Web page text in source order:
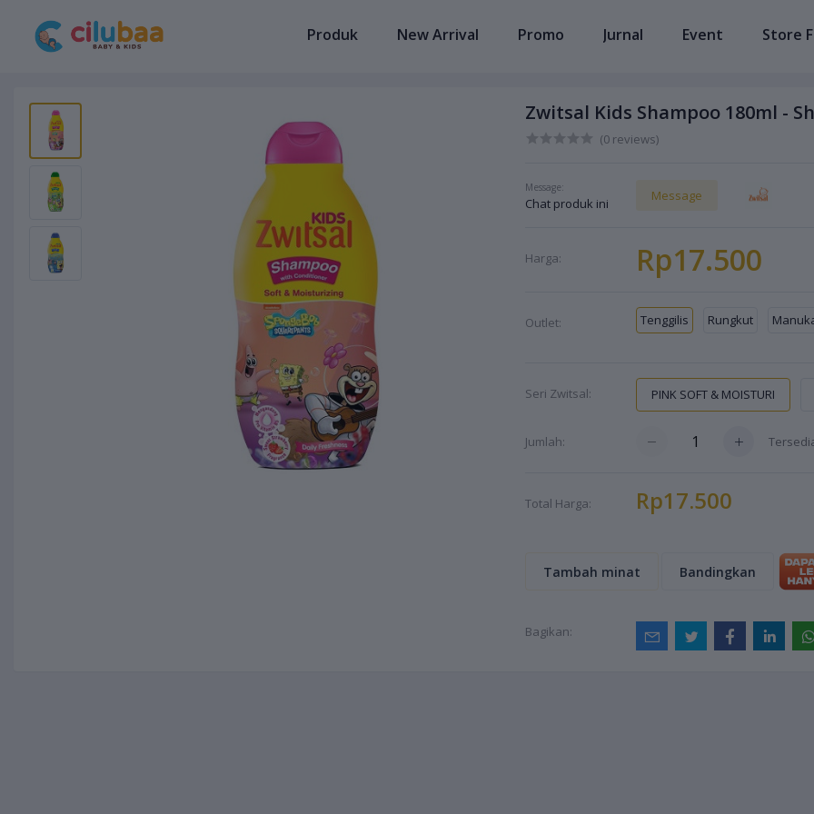
Produk New Arrival Promo Jurnal Event Store
Zwitsal Kids Shampoo 180ml -
(0 reviews)
Message:
Chat produk ini
Message
Harga: Rp17.500
Outlet: Tenggilis Rungkut
Seri Zwitsal: PINK SOFT & MOISTURI
Jumlah:
Total Harga: Rp17.500
Tambah minat Bandingkan
Bagikan: